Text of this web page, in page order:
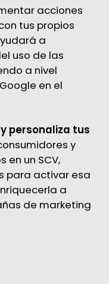
acciones
tus propios
a
uso de las
a nivel
en el
personaliza tus
y
en un SCV,
para activar esa
a
de marketing